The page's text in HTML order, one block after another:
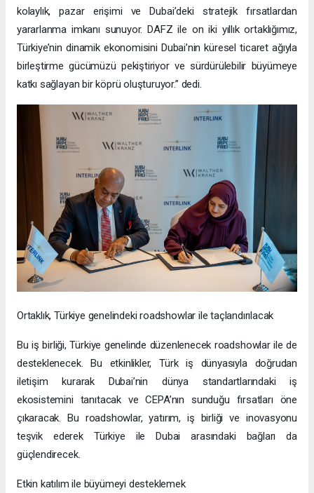
kolaylık, pazar erişimi ve Dubai’deki stratejik fırsatlardan
yararlanma imkanı sunuyor. DAFZ ile on iki yıllık ortaklığımız,
Türkiye’nin dinamik ekonomisini Dubai’nin küresel ticaret ağıyla
birleştirme gücümüzü pekiştiriyor ve sürdürülebilir büyümeye
katkı sağlayan bir köprü oluşturuyor.” dedi.
Ortaklık, Türkiye genelindeki roadshowlar ile taçlandırılacak
Bu iş birliği, Türkiye genelinde düzenlenecek roadshowlar ile de
desteklenecek. Bu etkinlikler, Türk iş dünyasıyla doğrudan
iletişim kurarak Dubai’nin dünya standartlarındaki iş
ekosistemini tanıtacak ve CEPA’nın sunduğu fırsatları öne
çıkaracak. Bu roadshowlar, yatırım, iş birliği ve inovasyonu
teşvik ederek Türkiye ile Dubai arasındaki bağları da
güçlendirecek.
Etkin katılım ile büyümeyi desteklemek